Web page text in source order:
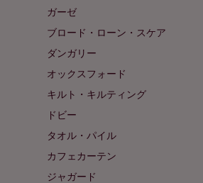
ガーゼ
ブロード・ローン・スケア
ダンガリー
オックスフォード
キルト・キルティング
ドビー
タオル・パイル
カフェカーテン
ジャガード